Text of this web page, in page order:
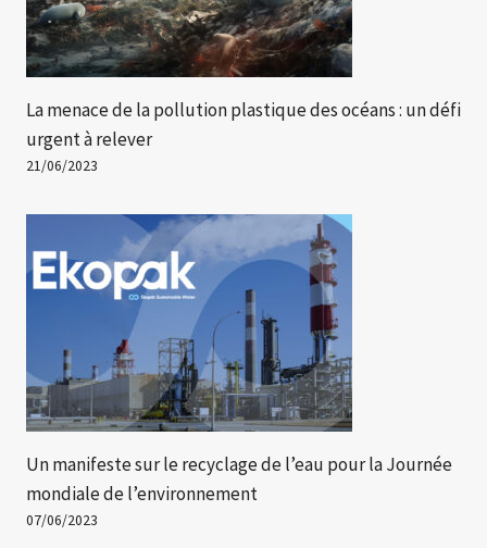
La menace de la pollution plastique des océans : un défi
urgent à relever
21/06/2023
Un manifeste sur le recyclage de l’eau pour la Journée
mondiale de l’environnement
07/06/2023